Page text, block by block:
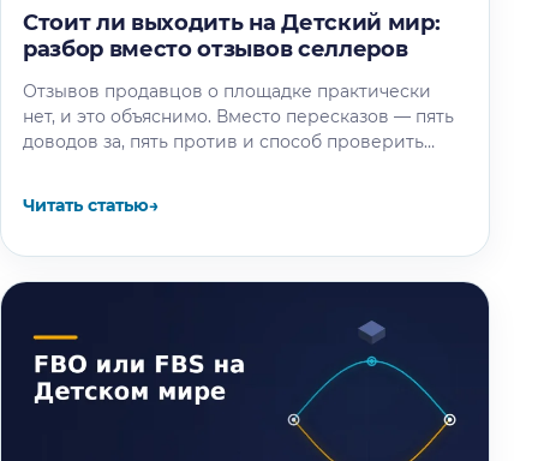
Стоит ли выходить на Детский мир:
разбор вместо отзывов селлеров
Отзывов продавцов о площадке практически
нет, и это объяснимо. Вместо пересказов — пять
доводов за, пять против и способ проверить
Читать статью→